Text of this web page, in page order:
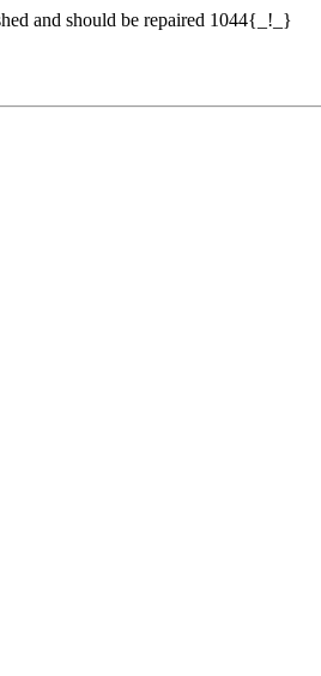
and should be repaired 1044{_!_}